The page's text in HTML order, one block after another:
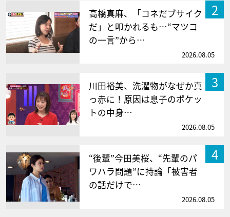
2
高橋真麻、「コネだブサイク
だ」と叩かれるも…“マツコ
の一言”から…
2026.08.05
3
川田裕美、洗濯物がなぜか真
っ赤に！原因は息子のポケッ
トの中身…
2026.08.05
4
“後輩”今田美桜、“先輩のパ
ワハラ問題”に持論「被害者
の話だけで…
2026.08.05